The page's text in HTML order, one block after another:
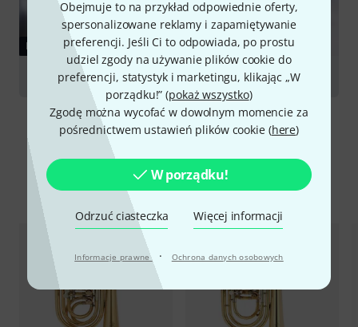
Obejmuje to na przykład odpowiednie oferty,
spersonalizowane reklamy i zapamiętywanie
preferencji. Jeśli Ci to odpowiada, po prostu
udziel zgody na używanie plików cookie do
preferencji, statystyk i marketingu, klikając „W
porządku!” (pokaż wszystko)
Zgodę można wycofać w dowolnym momencie za
pośrednictwem ustawień plików cookie (here)
W porządku!
Odrzuć ciasteczka Więcej informacji
Informacje prawne · Ochrona danych osobowych
PORADNIKI
Trumpets
Porównaj opcje